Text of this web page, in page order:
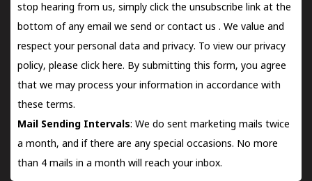
stop hearing from us, simply click the unsubscribe link at the
bottom of any email we send orcontact us . We value and
respect your personal data and privacy. To view our privacy
policy, please click here. By submitting this form, you agree
that we may process your information in accordance with
these terms.
Mail Sending Intervals: We do sent marketing mails twice
a month, and if there are any special occasions. No more
than 4 mails in a month will reach your inbox.